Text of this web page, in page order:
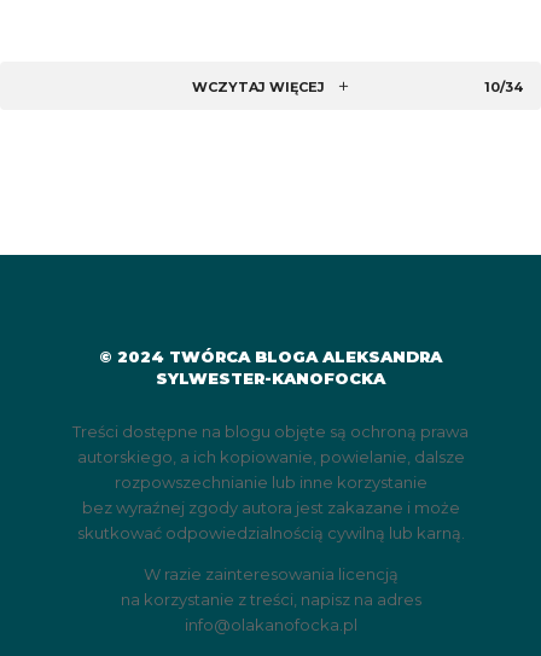
WCZYTAJ WIĘCEJ 10/34
© 2024 TWÓRCA BLOGA ALEKSANDRA
SYLWESTER-KANOFOCKA
Treści dostępne na blogu objęte są ochroną prawa
autorskiego, a ich kopiowanie, powielanie, dalsze
rozpowszechnianie lub inne korzystanie
bez wyraźnej zgody autora jest zakazane i może
skutkować odpowiedzialnością cywilną lub karną.
W razie zainteresowania licencją
na korzystanie z treści, napisz na adres
info@olakanofocka.pl